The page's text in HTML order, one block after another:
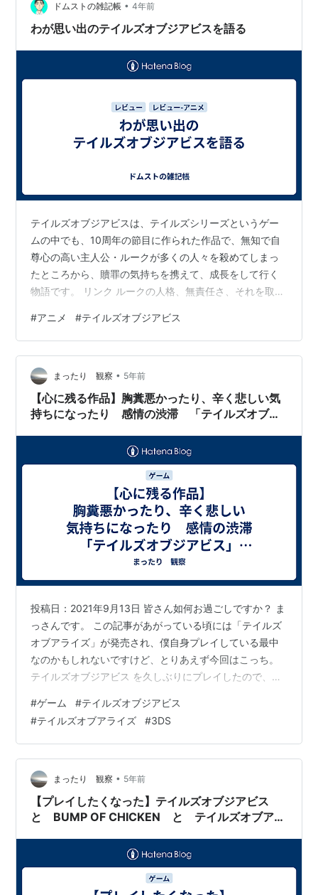
「預言（スコア）」なのであった。
「テイルズオブシンフォニア」のML-LMBS(マルチライ
ン・リニアモーションバトル)を純粋に進化させたFR-
LMBS(フレックスレンジ・リニアモーションバトル)。
シンフォニアの時に「フィールドを自由に動き回りた
言われていたが、その要望通り自由に動きまわれるよう
になっている。
キャスト
ルーク・フォン・ファブレ: 鈴木千尋
ティア・グランツ: ゆかな
アニス・タトリン
: 桃井はるこ
ガイ・セシル : 松本保典
ミュウ : 丸山美紀
ヴァン・グランツ : 中田譲治
アッシュ : 鈴木千尋
ディスト : 矢尾一樹
シンク : 大谷育江
リグレット : 伊藤美紀
アリエッタ : 雪野五月
ファブレ公爵 : 楠見尚己
シュザンヌ : 堀越真己
ラムダス : 三戸耕三
ピオニー : 山崎たくみ
ネフリー : 鈴木麻里子
老マクガヴァン : 後藤史彦
テオドーロ : 岡和男
トリトハイム : 木村雅史
ハイマン : 白石稔
パメラ : 荒木香恵
イエモン : 茶風林
ドムストの雑記帳 • 4年前
わが思い出のテイルズオブジアビスを語る
テイルズオブジアビスは、テイルズシリーズというゲー
ムの中でも、10周年の節目に作られた作品で、無知で自
尊心の高い主人公・ルークが多くの人々を殺めてしまっ
たところから、贖罪の気持ちを携えて、成長をして行く
物語です。 リンク ルークの人格、無責任さ、それを取り
ストーリー序盤のギスギスした関係はRPGの中でも群を
抜いております。 最近では、Vtuberの大空スバルが配信
し「軽い気持ちで手を出したら激重だった」と感想を述
べるほど、重いストーリーです。 その一方で、不器用な
がらも成長していこうとするルークと、重い出生の秘密
や、その因縁の全貌をまるごと歌詞…
#アニメ #テイルズオブジアビス
まったり 観察 • 5年前
【心に残る作品】胸糞悪かったり、辛く悲しい気
持ちになったり 感情の渋滞 「テイルズオブジ
投稿日：2021年9月13日 皆さん如何お過ごしですか？ ま
っさんです。 この記事があがっている頃には「テイルズ
オブアライズ」が発売され、僕自身プレイしている最中
なのかもしれないですけど、とりあえず今回はこっち。
テイルズオブジアビス を久しぶりにプレイしたので、そ
れているけど、今回は3DS版にてプレイ。 プレイしてみ
て感じたのは 感情がぐちゃぐちゃになる位 感情がいっそ
がしいRPG ・テイルズオブアライズが発売されるまでち
ょっと時間があってプレイしたけど、プレイして良かっ
た ↑ テイルズを感じることが出来た ・ストーリーが凄く
重めで、…
#ゲーム #テイルズオブジアビス
#テイルズオブアライズ #3DS
まったり 観察 • 5年前
【プレイしたくなった】テイルズオブジアビス
と BUMP OF CHICKEN と テイルズオブアラ